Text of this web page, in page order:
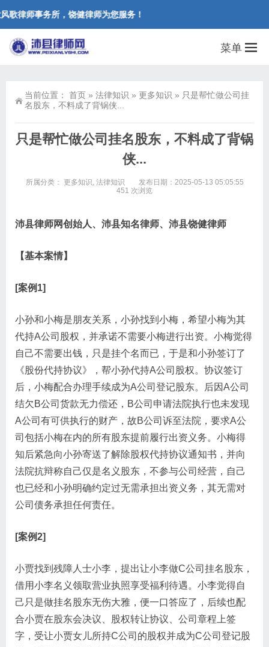
歌律师事务所，饶健律师为您服务！
菜单
当前位置： 首页 » 法律知识 » 更多知识 » 只是帮忙做公司挂
名股东，不料成了背锅侠...
只是帮忙做公司挂名股东，不料成了背锅
侠...
所属分类： 更多知识, 法律知识
发布日期：2025-05-13 05:05:55
451 次浏览
沛县律师网创始人、沛县知名律师、沛县饶健律师
【基本案情】
[案例1]
小孙和小梅是朋友关系，小孙找到小梅，希望小梅为其
代持A公司股权，并承诺不需要小梅进行出资。小梅觉得
自己不需要出钱，只是挂个名而已，于是和小孙签订了
《股份代持协议》，帮小孙代持A公司股权。协议签订
后，小梅配合办理手续成为A公司登记股东。后因A公司
结欠B公司货款无力偿还，B公司申请法院执行也未发现
A公司有可供执行的财产，故B公司诉至法院，要求A公
司包括小梅在内的所有股东提前履行出资义务。小梅得
知后紧急向小孙寄送了解除股权代持协议通知书，并向
法院抗辩称自己仅是名义股东，不参与公司经营，自己
也已经和小孙明确约定过无需承担出资义务，其无需对
公司债务承担任何责任。
[案例2]
小贾找到残障人士小李，提出让小李做C公司挂名股东，
借用小李名义领取营业执照享受福利待遇。小李觉得自
己只是做挂名股东无伤大雅，便一口答应了，后续也配
合小贾在股东会决议、股权转让协议、公司章程上签
字，受让小贾女儿所持C公司的股权并成为C公司登记股